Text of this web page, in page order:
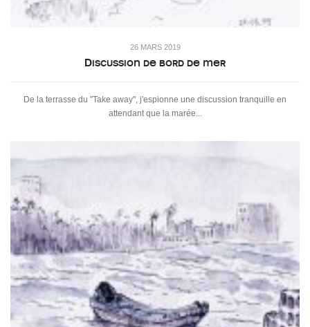
26 MARS 2019
Discussion de bord de mer
De la terrasse du "Take away", j'espionne une discussion tranquille en
attendant que la marée...